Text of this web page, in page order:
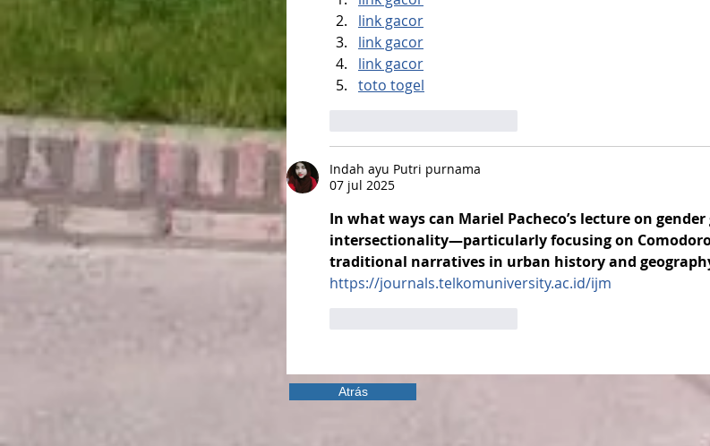
link gacor
link gacor
link gacor
toto togel
Indah ayu Putri purnama
07 jul 2025
In what ways can Mariel Pacheco’s lecture on
intersectionality—particularly focusing on
traditional narratives in urban history and
https://journals.telkomuniversity.ac.id/ijm
Atrás